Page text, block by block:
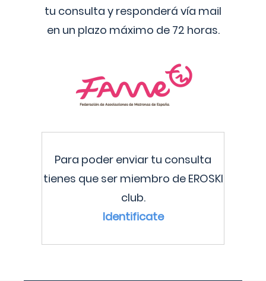
tu consulta y responderá vía mail
en un plazo máximo de 72 horas.
Para poder enviar tu consulta
tienes que ser miembro de EROSKI
club.
Identificate